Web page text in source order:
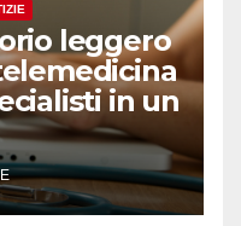
leggero
in un